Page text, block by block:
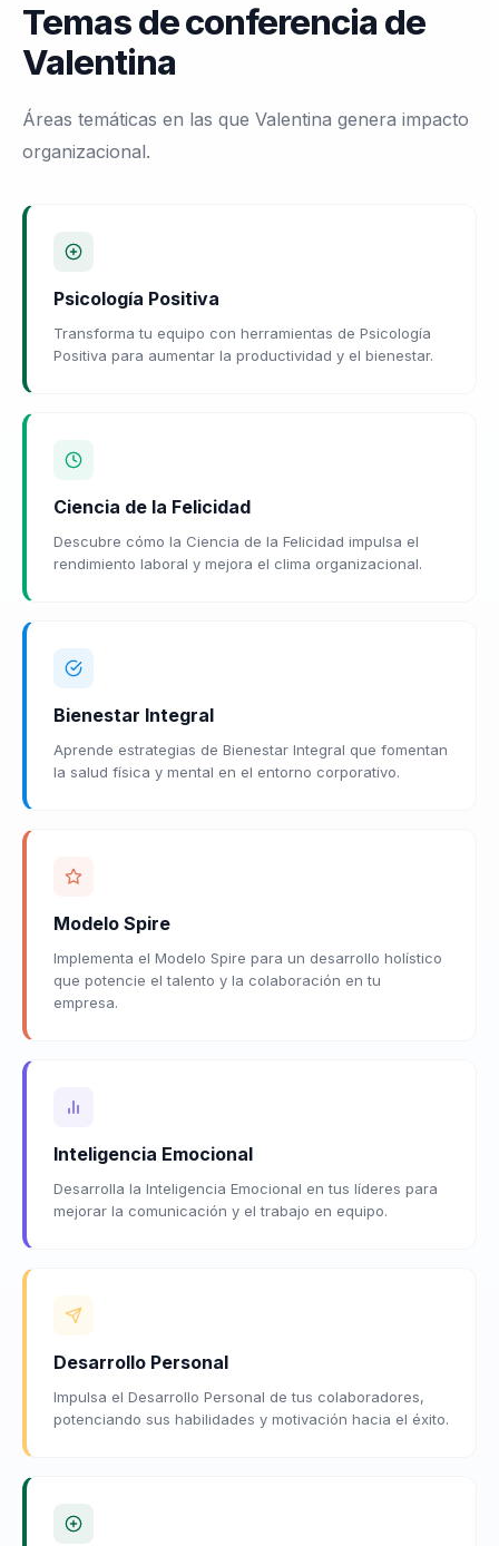
Temas de conferencia de
Valentina
Áreas temáticas en las que Valentina genera impacto
organizacional.
Psicología Positiva
Transforma tu equipo con herramientas de Psicología
Positiva para aumentar la productividad y el bienestar.
Ciencia de la Felicidad
Descubre cómo la Ciencia de la Felicidad impulsa el
rendimiento laboral y mejora el clima organizacional.
Bienestar Integral
Aprende estrategias de Bienestar Integral que fomentan
la salud física y mental en el entorno corporativo.
Modelo Spire
Implementa el Modelo Spire para un desarrollo holístico
que potencie el talento y la colaboración en tu
empresa.
Inteligencia Emocional
Desarrolla la Inteligencia Emocional en tus líderes para
mejorar la comunicación y el trabajo en equipo.
Desarrollo Personal
Impulsa el Desarrollo Personal de tus colaboradores,
potenciando sus habilidades y motivación hacia el éxito.